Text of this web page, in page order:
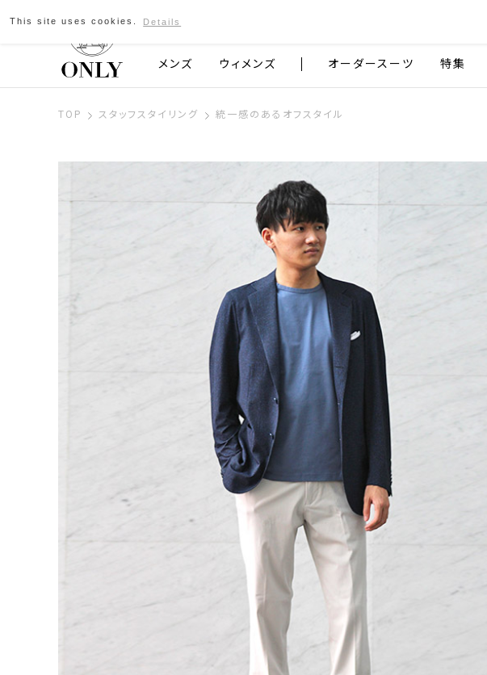
京都発のスーツブランド ONLY
メンズ ウィメンズ オーダースーツ 特集
TOP スタッフスタイリング 統一感のあるオフスタイル
This site uses cookies. Details